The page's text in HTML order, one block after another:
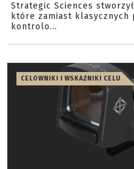
Strategic Sciences
które zamiast
kontrolo...
CELOWNIKI I WSKAŹNIKI CELU